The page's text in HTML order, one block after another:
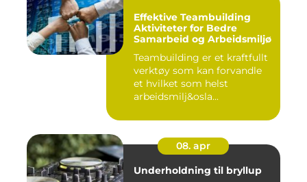
Effektive Teambuilding
Aktiviteter for Bedre
Samarbeid og Arbeidsmiljø
Teambuilding er et kraftfullt
verktøy som kan forvandle
et hvilket som helst
arbeidsmilj&osla...
08. apr
Underholdning til bryllup